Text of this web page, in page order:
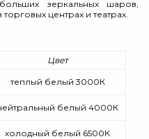
зеркальных шаров,
центрах и театрах.
Цвет
теплый белый 3000К
белый 4000К
холодный белый 6500К